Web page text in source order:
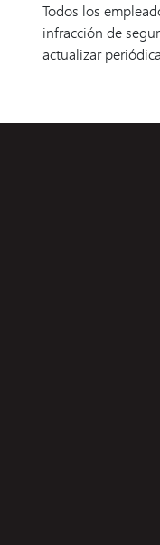
Todos los
infracción de
actualizar